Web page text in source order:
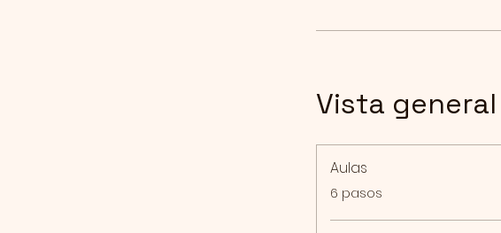
Vista general
Aulas
6 pasos